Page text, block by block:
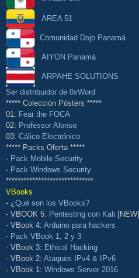
AREA 51
Comunidad Dojo Panamá
AIYON Panamá
ARPAHE SOLUTIONS
Ser distribuidor de 0xWord
***** Colección Pósters *****
01: Fear the FOCA
02: Professor Alonso
03: Cálico Electrónico
***** Packs Oferta *****
- Pack Mobile Security
- Pack Windows Security
******************************
VBooks
- ¿Qué son los VBooks?
- VBOOK 5: Pentesting con Kali [NEW]
- VBook 4: Arduino para hackers
- Pack VBook 1, 2 y 3
- VBook 3: Ethical Hacking
- VBook 2: Ataques IPv4 & IPv6
- VBook 1: Windows Server 2016